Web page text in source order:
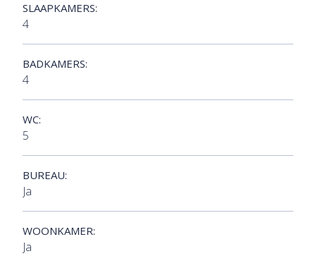
SLAAPKAMERS:
4
BADKAMERS:
4
WC:
5
BUREAU:
Ja
WOONKAMER:
Ja